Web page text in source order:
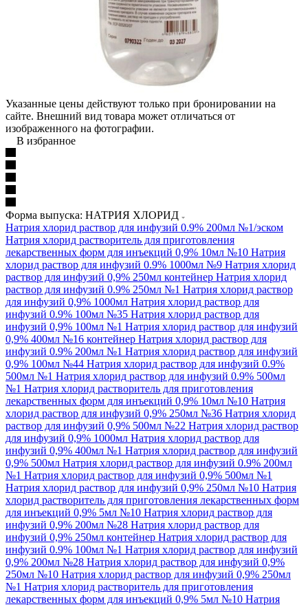
Указанные цены действуют только при бронировании на
сайте. Внешний вид товара может отличаться от
изображенного на фотографии.
В избранное
Форма выпуска: НАТРИЯ ХЛОРИД
Натрия хлорид раствор для инфузий 0.9% 200мл №1/эском
Натрия хлорид растворитель для приготовления
лекарственных форм для инъекций 0,9% 10мл №10 Натрия
хлорид раствор для инфузий 0.9% 1000мл №9 Натрия хлорид
раствор для инфузий 0,9% 250мл контейнер Натрия хлорид
раствор для инфузий 0.9% 250мл №1 Натрия хлорид раствор
для инфузий 0,9% 1000мл Натрия хлорид раствор для
инфузий 0.9% 100мл №35 Натрия хлорид раствор для
инфузий 0,9% 100мл №1 Натрия хлорид раствор для инфузий
0,9% 400мл №16 контейнер Натрия хлорид раствор для
инфузий 0.9% 200мл №1 Натрия хлорид раствор для инфузий
0,9% 100мл №44 Натрия хлорид раствор для инфузий 0.9%
500мл №1 Натрия хлорид раствор для инфузий 0.9% 500мл
№1 Натрия хлорид растворитель для приготовления
лекарственных форм для инъекций 0,9% 10мл №10 Натрия
хлорид раствор для инфузий 0,9% 250мл №36 Натрия хлорид
раствор для инфузий 0,9% 500мл №22 Натрия хлорид раствор
для инфузий 0,9% 1000мл Натрия хлорид раствор для
инфузий 0,9% 400мл №1 Натрия хлорид раствор для инфузий
0,9% 500мл Натрия хлорид раствор для инфузий 0.9% 200мл
№1 Натрия хлорид раствор для инфузий 0,9% 500мл №1
Натрия хлорид раствор для инфузий 0,9% 250мл №10 Натрия
хлорид растворитель для приготовления лекарственных форм
для инъекций 0,9% 5мл №10 Натрия хлорид раствор для
инфузий 0,9% 200мл №28 Натрия хлорид раствор для
инфузий 0,9% 250мл контейнер Натрия хлорид раствор для
инфузий 0.9% 100мл №1 Натрия хлорид раствор для инфузий
0,9% 200мл №28 Натрия хлорид раствор для инфузий 0,9%
250мл №10 Натрия хлорид раствор для инфузий 0,9% 250мл
№1 Натрия хлорид растворитель для приготовления
лекарственных форм для инъекций 0,9% 5мл №10 Натрия